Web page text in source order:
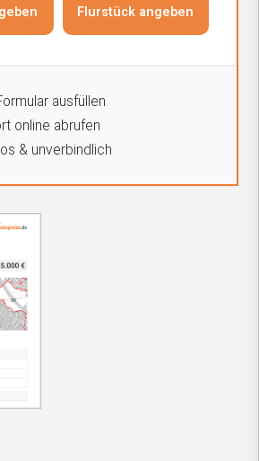
ausfüllen
online abrufen
& unverbindlich